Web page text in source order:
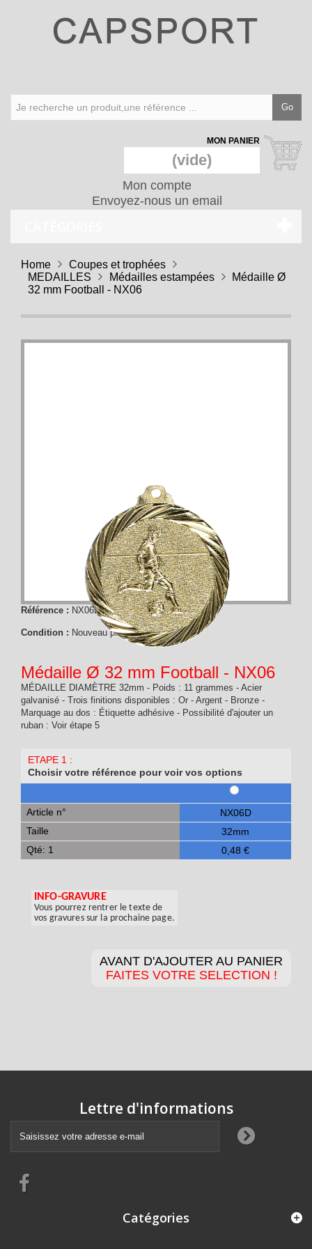
Go
MON PANIER
(vide)
Mon compte
Envoyez-nous un email
Home
Coupes et trophées
MEDAILLES
Médailles estampées
Médaille Ø
32 mm Football - NX06
Référence : NX06D
Condition : Nouveau produit
Médaille Ø 32 mm Football - NX06
MÉDAILLE DIAMÈTRE 32mm - Poids : 11 grammes - Acier
galvanisé - Trois finitions disponibles : Or - Argent - Bronze -
Marquage au dos : Étiquette adhésive - Possibilité d'ajouter un
ruban : Voir étape 5
ETAPE 1 :
Choisir votre référence pour voir vos options
Article n°
NX06D
Taille
32mm
Qté: 1
0,48 €
INFO-GRAVURE
Vous pourrez rentrer le texte de
vos gravures sur la prochaine page.
AVANT D'AJOUTER AU PANIER
FAITES VOTRE SELECTION !
Lettre d'informations
Catégories